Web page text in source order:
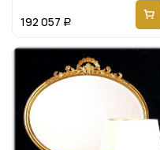
192 057 Р